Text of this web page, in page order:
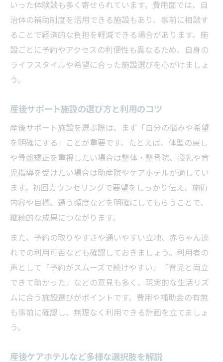
産後ケア予約や申請の手順とポイント
枚方市の産後ケア利用フロー徹底ガイド
産後ケア申請時に必要な書類と注意事項
いった体験談も多く寄せられています。費用面では、自
治体の補助制度を活用できる施設もあり、事前に相談す
ることで経済的な負担を軽減できる場合があります。施
設ごとに予約やアクセスの利便性も異なるため、自身の
ライフスタイルや希望に合った施設選びを心がけましょ
う。
産後サポート施設の選び方と利用のコツ
産後サポート施設を選ぶ際は、まず「自分の悩みや希望
を明確にする」ことが重要です。たとえば、体型の戻し
や骨盤矯正を重視したい場合は整体・整骨院、授乳や育
児指導を受けたい場合は助産院やケアホテルが適してい
ます。初回カウンセリングで要望をしっかり伝え、施術
内容や目標、通う頻度などを明確にしてもらうことで、
継続的な成果につながります。
また、予約の取りやすさや通いやすい立地、赤ちゃん連
れでの利用可否なども確認しておきましょう。利用者の
声として「予約がスムーズで続けやすい」「育児と両立
できて助かった」などの意見も多く、現実的な生活リズ
ムに合う施設選びがポイントです。費用や補助金の有無
も事前に確認し、無理なく利用できる計画を立てましょ
う。
産後ケアホテルなど多様な選択肢を解説